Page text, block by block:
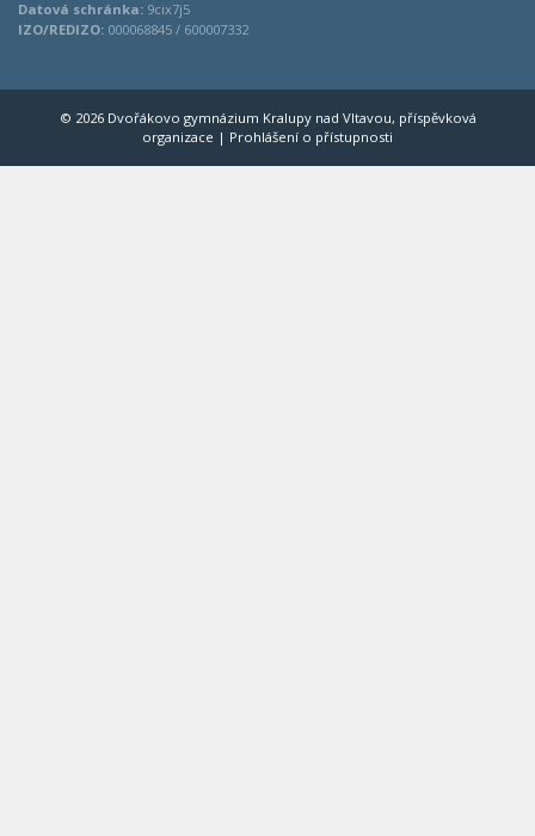
Datová schránka: 9cix7j5
IZO/REDIZO: 000068845 / 600007332
© 2026 Dvořákovo gymnázium Kralupy nad Vltavou, příspěvková
organizace | Prohlášení o přístupnosti